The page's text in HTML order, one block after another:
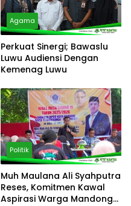
Agama
Perkuat Sinergi; Bawaslu
Luwu Audiensi Dengan
Kemenag Luwu
Politik
‎Muh Maulana Ali Syahputra
Reses, Komitmen Kawal
Aspirasi Warga Mandonga